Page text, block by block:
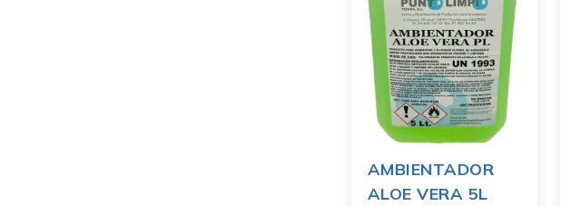
AMBIENTADOR
ALOE VERA 5L